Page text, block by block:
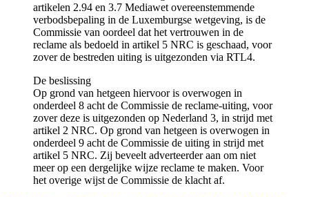
artikelen 2.94 en 3.7 Mediawet overeenstemmende
verbodsbepaling in de Luxemburgse wetgeving, is de
Commissie van oordeel dat het vertrouwen in de
reclame als bedoeld in artikel 5 NRC is geschaad, voor
zover de bestreden uiting is uitgezonden via RTL4.
De beslissing
Op grond van hetgeen hiervoor is overwogen in
onderdeel 8 acht de Commissie de reclame-uiting, voor
zover deze is uitgezonden op Nederland 3, in strijd met
artikel 2 NRC. Op grond van hetgeen is overwogen in
onderdeel 9 acht de Commissie de uiting in strijd met
artikel 5 NRC. Zij beveelt adverteerder aan om niet
meer op een dergelijke wijze reclame te maken. Voor
het overige wijst de Commissie de klacht af.